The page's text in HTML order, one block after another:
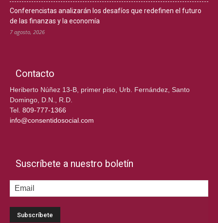
Conferencistas analizarán los desafíos que redefinen el futuro
de las finanzas y la economía
7 agosto, 2026
Contacto
Heriberto Núñez 13-B, primer piso, Urb. Fernández, Santo
Domingo, D.N., R.D.
Tel. 809-777-1366
info@consentidosocial.com
Suscríbete a nuestro boletín